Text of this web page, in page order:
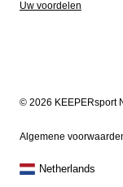
Uw voordelen
© 2026 KEEPERsport
Algemene
Netherlands